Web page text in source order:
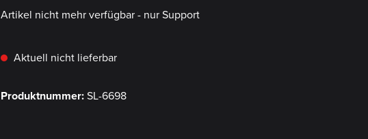
Artikel nicht mehr verfügbar - nur Support
Aktuell nicht lieferbar
Produktnummer:SL-6698